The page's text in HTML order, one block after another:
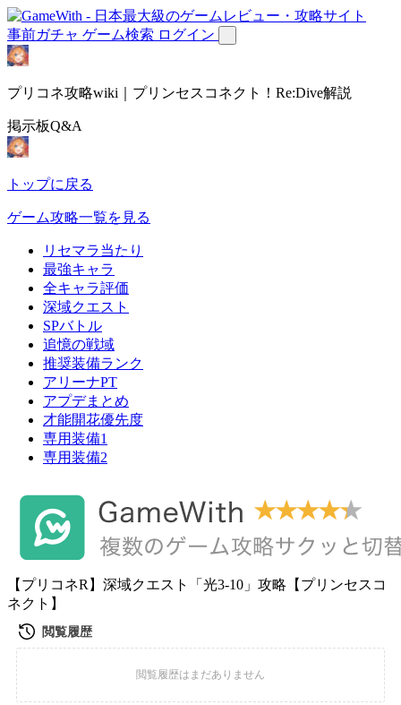
事前ガチャ ゲーム検索 ログイン
プリコネ攻略wiki｜プリンセスコネクト！Re:Dive解説
掲示板Q&A
トップに戻る
ゲーム攻略一覧を見る
リセマラ当たり
最強キャラ
全キャラ評価
深域クエスト
SPバトル
追憶の戦域
推奨装備ランク
アリーナPT
アプデまとめ
才能開花優先度
専用装備1
専用装備2
【プリコネR】深域クエスト「光3-10」攻略【プリンセスコ
ネクト】